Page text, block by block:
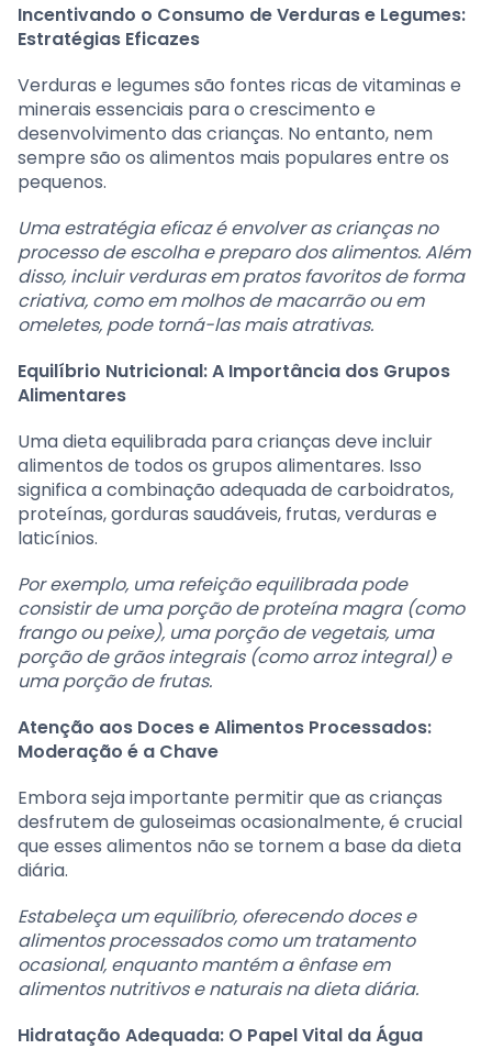
Incentivando o Consumo de Verduras e Legumes:
Estratégias Eficazes
Verduras e legumes são fontes ricas de vitaminas e
minerais essenciais para o crescimento e
desenvolvimento das crianças. No entanto, nem
sempre são os alimentos mais populares entre os
pequenos.
Uma estratégia eficaz é envolver as crianças no
processo de escolha e preparo dos alimentos. Além
disso, incluir verduras em pratos favoritos de forma
criativa, como em molhos de macarrão ou em
omeletes, pode torná-las mais atrativas.
Equilíbrio Nutricional: A Importância dos Grupos
Alimentares
Uma dieta equilibrada para crianças deve incluir
alimentos de todos os grupos alimentares. Isso
significa a combinação adequada de carboidratos,
proteínas, gorduras saudáveis, frutas, verduras e
laticínios.
Por exemplo, uma refeição equilibrada pode
consistir de uma porção de proteína magra (como
frango ou peixe), uma porção de vegetais, uma
porção de grãos integrais (como arroz integral) e
uma porção de frutas.
Atenção aos Doces e Alimentos Processados:
Moderação é a Chave
Embora seja importante permitir que as crianças
desfrutem de guloseimas ocasionalmente, é crucial
que esses alimentos não se tornem a base da dieta
diária.
Estabeleça um equilíbrio, oferecendo doces e
alimentos processados como um tratamento
ocasional, enquanto mantém a ênfase em
alimentos nutritivos e naturais na dieta diária.
Hidratação Adequada: O Papel Vital da Água